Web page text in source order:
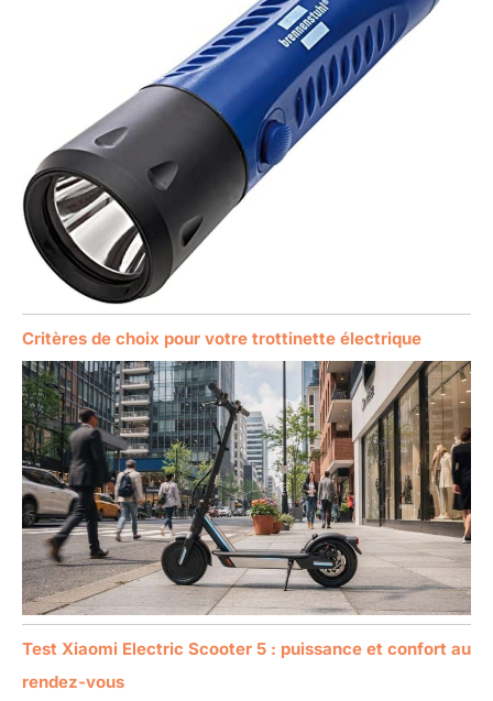
Critères de choix pour votre trottinette électrique
Test Xiaomi Electric Scooter 5 : puissance et confort au
rendez-vous